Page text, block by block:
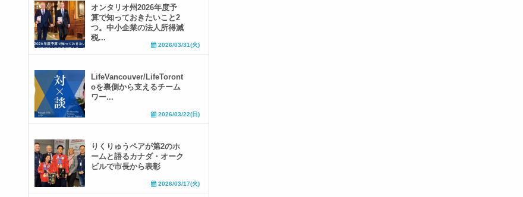
オンタリオ州2026年度予
算で知っておきたいこと2
つ。中小企業の法人所得減
税...
2026/03/31(火)
LifeVancouver/LifeToront
oを裏側から支えるチーム
ワー...
2026/03/22(日)
りくりゅうペアが第2のホ
ームと語るカナダ・オーク
ビルで市長から表彰
2026/03/17(火)